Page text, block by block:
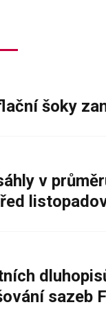
šoky
v
sazeb